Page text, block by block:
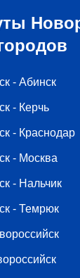
- Абинск
- Керчь
- Краснодар
- Москва
- Нальчик
- Темрюк